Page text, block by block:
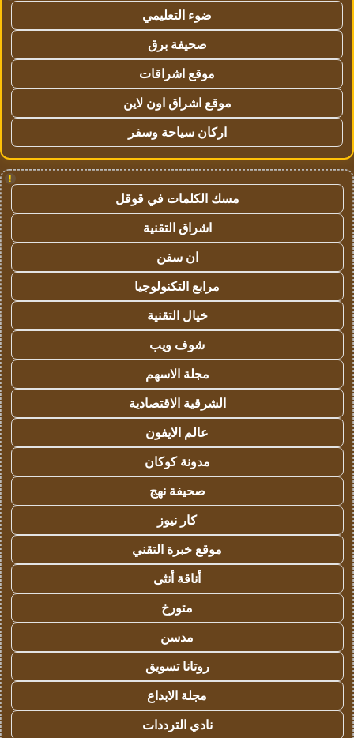
ضوء التعليمي
صحيفة برق
موقع اشراقات
موقع اشراق اون لاين
اركان سياحة وسفر
!
مسك الكلمات في قوقل
اشراق التقنية
ان سفن
مرابع التكنولوجيا
خيال التقنية
شوف ويب
مجلة الاسهم
الشرقية الاقتصادية
عالم الايفون
مدونة كوكان
صحيفة نهج
كار نيوز
موقع خبرة التقني
أناقة أنثى
متورخ
مدسن
روتانا تسويق
مجلة الابداع
نادي الترددات